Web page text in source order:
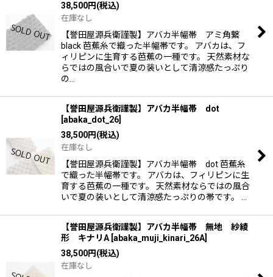
38,500円(税込)
在庫なし
【誉田屋源兵衛謹製】アバカ半幅帯 アミ角繋
black 芭蕉糸で織った半幅帯です。 アバカは、フ
ィリピンに生育する芭蕉の一種です。 天然素材な
らではの風合いで夏の装いとして清涼感たっぷり
の…
【誉田屋源兵衛謹製】アバカ半幅帯 dot
abaka_dot_26
38,500円(税込)
在庫なし
【誉田屋源兵衛謹製】アバカ半幅帯 dot 芭蕉糸
で織った半幅帯です。 アバカは、フィリピンに生
育する芭蕉の一種です。 天然素材ならではの風合
いで夏の装いとして清涼感たっぷりの帯です。 …
【誉田屋源兵衛謹製】アバカ半幅帯 無地 紗綾
形 キナリA abaka_muji_kinari_26A]
38,500円(税込)
在庫なし